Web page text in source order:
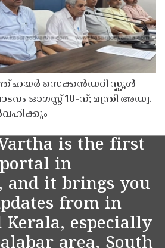
ഹയർ സെക്കൻഡറി സ്കൂൾ
ഓഗസ്റ്റ് 10-ന്; മന്ത്രി അഡ്വ.
is the first
in
and it brings you
from in
Kerala, especially